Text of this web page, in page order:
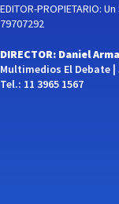
EDITOR-PROPIETARIO:
79707292
DIRECTOR: Daniel
Multimedios El Debate
Tel.: 11 3965 1567